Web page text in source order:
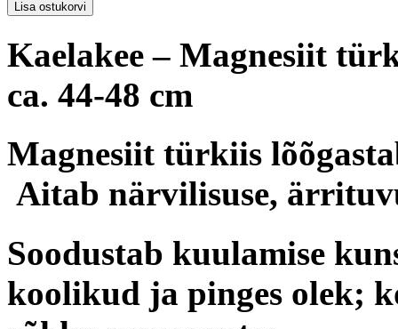
Kaelakee – Magnesiit
ca. 44-48 cm
Magnesiit türkiis
Aitab närvilisuse,
Soodustab kuulamise
koolikud ja pinges olek;